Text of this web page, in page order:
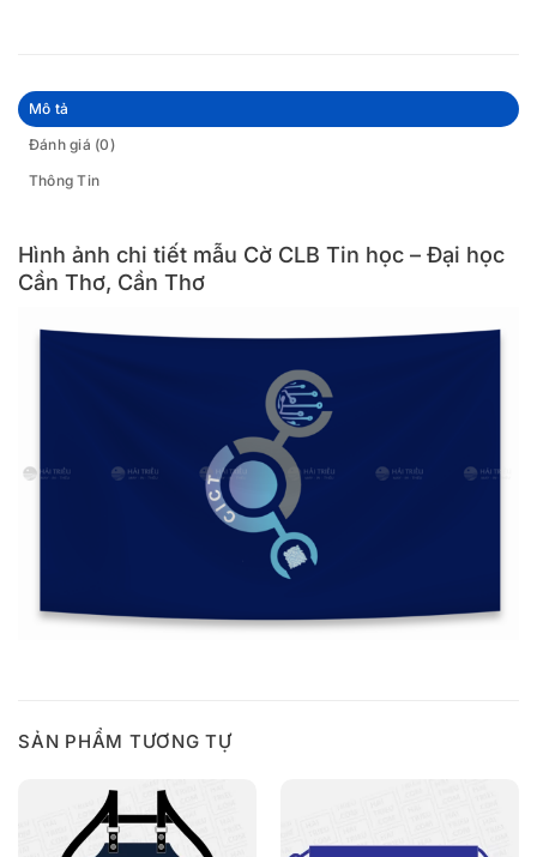
Mô tả
Đánh giá (0)
Thông Tin
Hình ảnh chi tiết mẫu Cờ CLB Tin học – Đại học
Cần Thơ, Cần Thơ
SẢN PHẨM TƯƠNG TỰ